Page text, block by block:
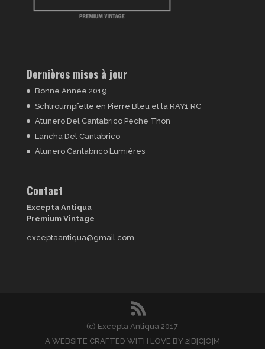
Dernières mises à jour
Bonne Année 2019
Schtroumpfette en Pierre Bleu et la RAY1 RC
Atunero Del Cantabrico Peche Thon
Lancha Del Cantabrico
Atunero Cantabrico Lumières
Contact
Excepta Antiqua
Premium Vintage
exceptaantiqua@gmail.com
(c) Excepta Antiqua 2017
A WEBSITE CRAFTED WITH LOVE BY 2|B|C|O|M